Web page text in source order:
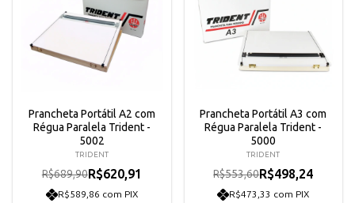
Prancheta Portátil A2 com
Régua Paralela Trident -
5002
TRIDENT
R$689,90R$620,91
R$589,86 com PIX
Prancheta Portátil A3 com
Régua Paralela Trident -
5000
TRIDENT
R$553,60R$498,24
R$473,33 com PIX